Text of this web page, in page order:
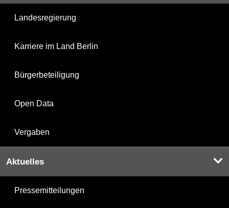
Landesregierung
Karriere im Land Berlin
Bürgerbeteiligung
Open Data
Vergaben
Aktuelles
Pressemitteilungen